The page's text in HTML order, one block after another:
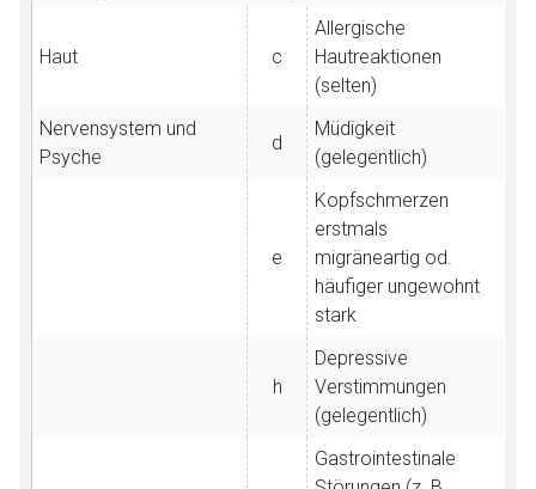
Haut c
Allergische
Hautreaktionen
(selten)
Nervensystem und
Psyche
d
Müdigkeit
(gelegentlich)
e
Kopfschmerzen
erstmals
migräneartig od.
häufiger ungewohnt
stark
h
Depressive
Verstimmungen
(gelegentlich)
Gastrointestinale